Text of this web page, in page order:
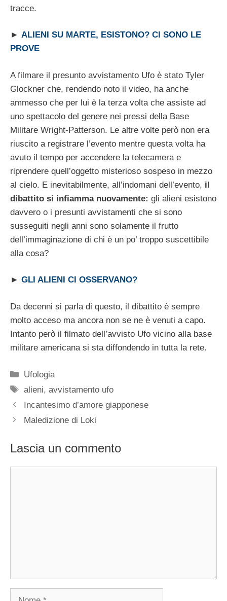
tracce.
► ALIENI SU MARTE, ESISTONO? CI SONO LE
PROVE
A filmare il presunto avvistamento Ufo è stato Tyler
Glockner che, rendendo noto il video, ha anche
ammesso che per lui è la terza volta che assiste ad
uno spettacolo del genere nei pressi della Base
Militare Wright-Patterson. Le altre volte però non era
riuscito a registrare l’evento mentre questa volta ha
avuto il tempo per accendere la telecamera e
riprendere quell’oggetto misterioso sospeso in mezzo
al cielo. E inevitabilmente, all’indomani dell’evento, il
dibattito si infiamma nuovamente: gli alieni esistono
davvero o i presunti avvistamenti che si sono
susseguiti negli anni sono solamente il frutto
dell’immaginazione di chi è un po’ troppo suscettibile
alla cosa?
► GLI ALIENI CI OSSERVANO?
Da decenni si parla di questo, il dibattito è sempre
molto acceso ma ancora non se ne è venuti a capo.
Intanto però il filmato dell’avvisto Ufo vicino alla base
militare americana si sta diffondendo in tutta la rete.
Categorie
Ufologia
Tag
alieni,avvistamento ufo
Incantesimo d’amore giapponese
Maledizione di Loki
Lascia un commento
Nome